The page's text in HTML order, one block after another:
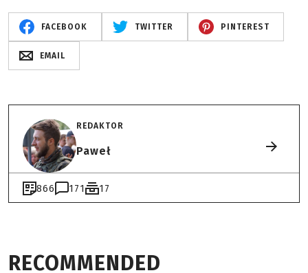
FACEBOOK TWITTER PINTEREST
EMAIL
REDAKTOR
Paweł
866 171 17
RECOMMENDED